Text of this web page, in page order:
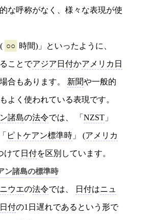
な呼称がなく、様々な表現が使
○○ 時間)」といったように、
ことでアジア日付かアメリカ日
合もあります。 新聞や一般的
よく使われている表現です。
諸島の法令では、 「 NZST 」
ピトケアン標準時 」 (アメリカ
けて 日付を区別しています。
ン諸島の標準時
ニウエの法令では、 日付はニュ
日付の1日遅れであるという形で